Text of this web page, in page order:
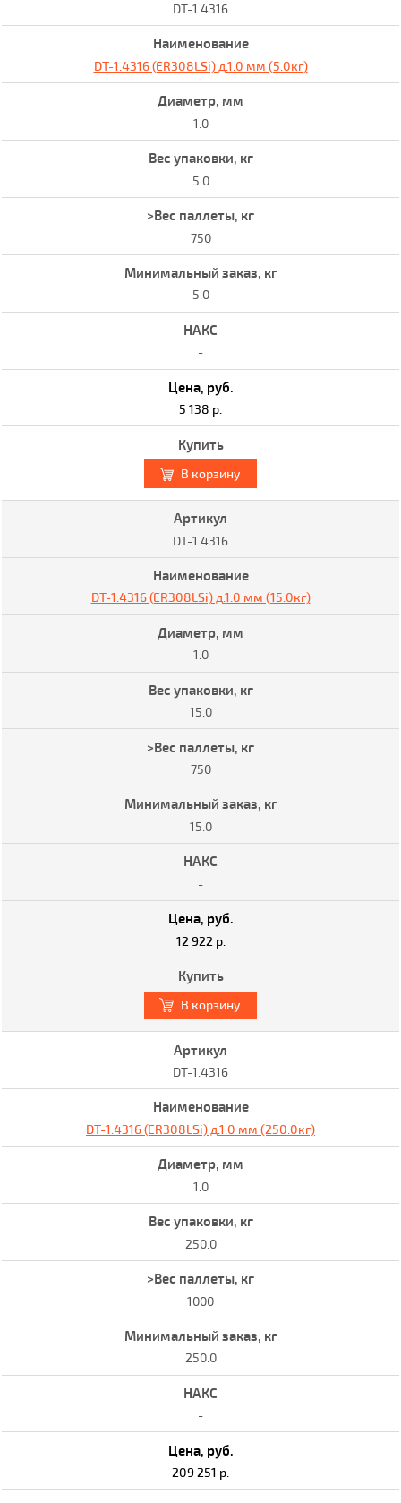
DT-1.4316
DT-1.4316 (ER308LSi) д.1.0 мм (5.0кг)
1.0
5.0
750
5.0
-
5 138 р.
В корзину
DT-1.4316
DT-1.4316 (ER308LSi) д.1.0 мм (15.0кг)
1.0
15.0
750
15.0
-
12 922 р.
В корзину
DT-1.4316
DT-1.4316 (ER308LSi) д.1.0 мм (250.0кг)
1.0
250.0
1000
250.0
-
209 251 р.